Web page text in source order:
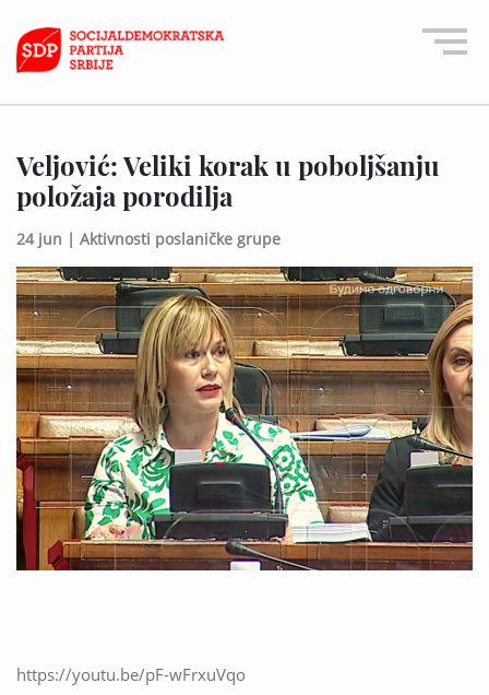
Veljović: Veliki korak u poboljšanju
položaja porodilja
24 jun | Aktivnosti poslaničke grupe
https://youtu.be/pF-wFrxuVqo